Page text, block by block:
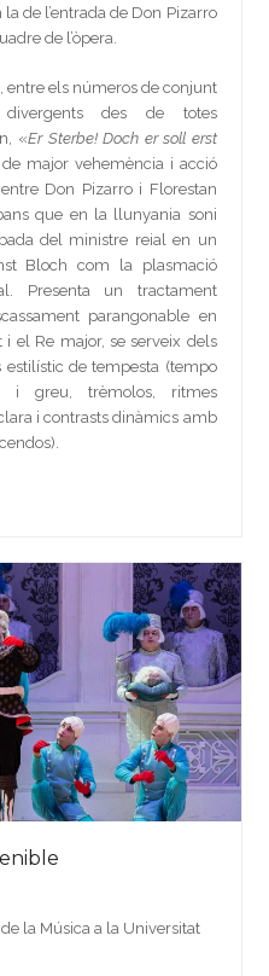
de l’entrada de Don Pizarro
de l’òpera.
entre els números de conjunt
divergents des de totes
«Er Sterbe! Doch er soll erst
major vehemència i acció
entre Don Pizarro i Florestan
que en la llunyania soni
del ministre reial en un
Bloch com la plasmació
Presenta un tractament
parangonable en
el Re major, se serveix dels
de tempesta (tempo
i greu, trèmolos, ritmes
i contrasts dinàmics amb
la Música a la Universitat